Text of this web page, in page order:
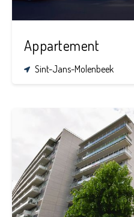
Appartement
Sint-Jans-Molenbeek
4
120 m²